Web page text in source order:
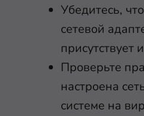
Убедитесь,
сетевой
присутствует
Проверьте
настроена
системе на